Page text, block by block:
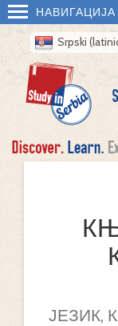
НАВИГАЦИЈА
Srpski
ЈЕЗИК,